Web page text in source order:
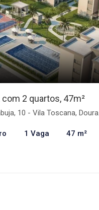
2 quartos, 47m²
10 - Vila Toscana, Dourados-MS
1 Vaga 47 m²